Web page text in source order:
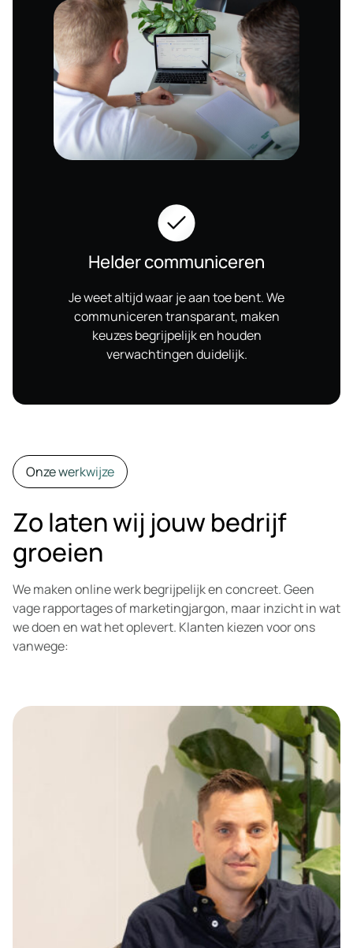
Helder communiceren
Je weet altijd waar je aan toe bent. We
communiceren transparant, maken
keuzes begrijpelijk en houden
verwachtingen duidelijk.
Onze werkwijze
Zo laten wij jouw bedrijf
groeien
We maken online werk begrijpelijk en concreet. Geen
vage rapportages of marketingjargon, maar inzicht in wat
we doen en wat het oplevert. Klanten kiezen voor ons
vanwege: